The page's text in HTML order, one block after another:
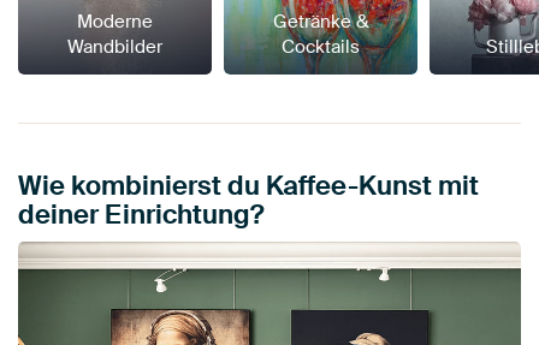
Moderne
Wandbilder
Getränke &
Cocktails
Wie kombinierst du Kaffee-Kunst mit
deiner Einrichtung?